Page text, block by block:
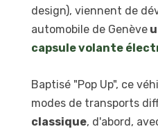
design), viennent de
automobile de Genève
capsule volante
Baptisé "Pop Up", ce
modes de transports
classique, d'abord,